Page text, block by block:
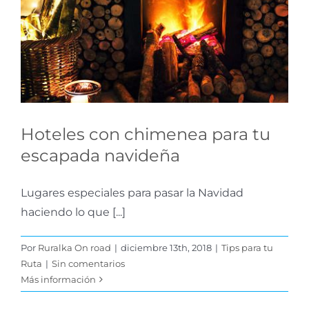
para tu escapada
navideña
Tips para tu Ruta
Hoteles con chimenea para tu
escapada navideña
Lugares especiales para pasar la Navidad
haciendo lo que [...]
Por Ruralka On road | diciembre 13th, 2018 | Tips para tu
Ruta | Sin comentarios
Más información